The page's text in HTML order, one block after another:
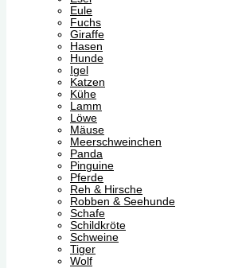
Eule
Fuchs
Giraffe
Hasen
Hunde
Igel
Katzen
Kühe
Lamm
Löwe
Mäuse
Meerschweinchen
Panda
Pinguine
Pferde
Reh & Hirsche
Robben & Seehunde
Schafe
Schildkröte
Schweine
Tiger
Wolf